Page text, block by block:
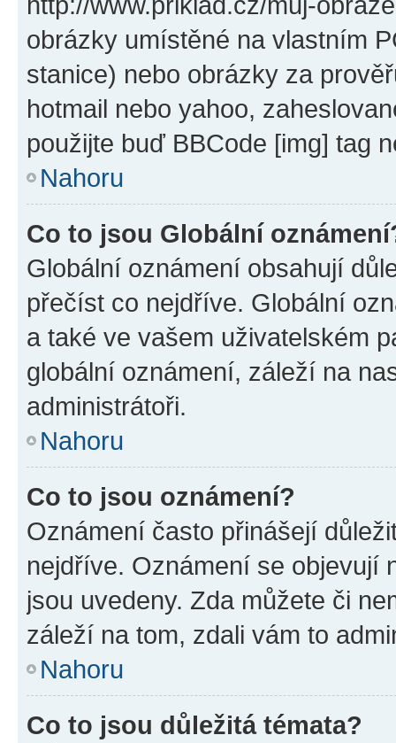
obrázky umístěné na vlastním
stanice) nebo obrázky za
hotmail nebo yahoo,
použijte buď BBCode [img] tag
Nahoru
Co to jsou Globální
Globální oznámení obsahují
přečíst co nejdříve. Globální
a také ve vašem uživatelském
globální oznámení, záleží na
administrátoři.
Nahoru
Co to jsou oznámení?
Oznámení často přinášejí
nejdříve. Oznámení se objevují
jsou uvedeny. Zda můžete či
záleží na tom, zdali vám to
Nahoru
Co to jsou důležitá témata?